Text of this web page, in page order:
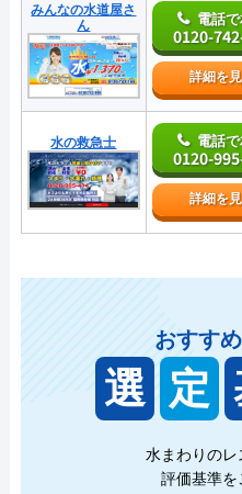
みんなの水道屋さ
ん
電話
0120-
詳細を
水の救急士 電話
0120-
詳細を
おすす
選 定
水まわりの
評価基準を